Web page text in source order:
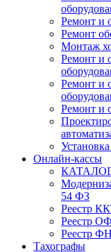
Ремонт и
Ремонт
Монтаж
Ремонт и
Ремонт и
Ремонт и
Онлайн-кассы
54 ФЗ
Реестр
Реестр
Реестр ФН
Тахографы